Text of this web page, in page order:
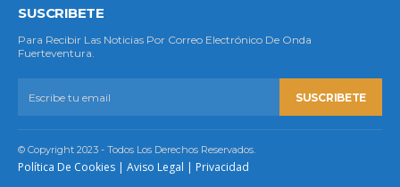
SUSCRIBETE
Para Recibir Las Noticias Por Correo Electrónico De Onda
Fuerteventura.
SUSCRIBETE
© Copyright 2023 - Todos Los Derechos Reservados.
Política De Cookies | Aviso Legal | Privacidad